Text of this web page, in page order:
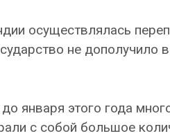
осуществлялась
не дополучило
января этого года
с собой большое